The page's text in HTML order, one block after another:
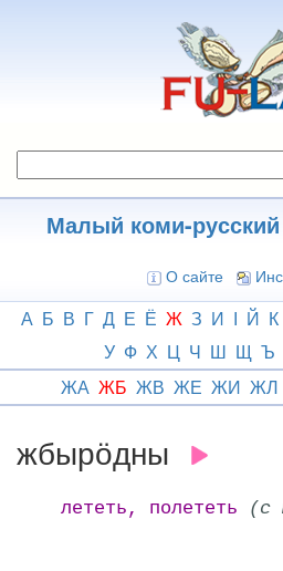
Малый коми-
О сайте
А Б В Г Д Е Ё Ж З И І Й К
У Ф Х Ц Ч Ш Щ Ъ
ЖА ЖБ ЖВ ЖЕ ЖИ ЖЛ
жбырӧдны
лететь, полететь (с